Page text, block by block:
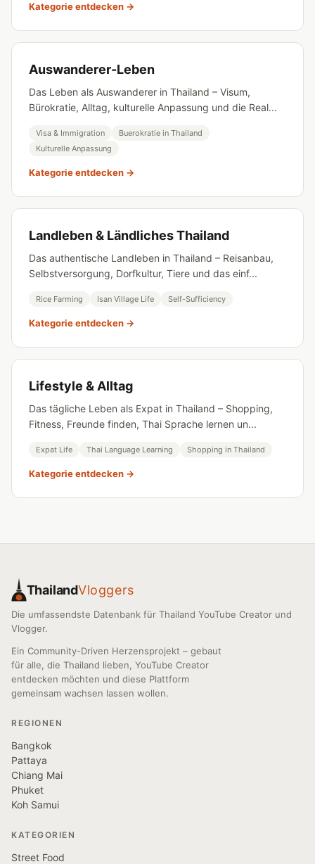
Kategorie entdecken →
Auswanderer-Leben
Das Leben als Auswanderer in Thailand – Visum,
Bürokratie, Alltag, kulturelle Anpassung und die Real...
Visa & Immigration
Buerokratie in Thailand
Kulturelle Anpassung
Kategorie entdecken →
Landleben & Ländliches Thailand
Das authentische Landleben in Thailand – Reisanbau,
Selbstversorgung, Dorfkultur, Tiere und das einf...
Rice Farming Isan Village Life Self-Sufficiency
Kategorie entdecken →
Lifestyle & Alltag
Das tägliche Leben als Expat in Thailand – Shopping,
Fitness, Freunde finden, Thai Sprache lernen un...
Expat Life Thai Language Learning Shopping in Thailand
Kategorie entdecken →
ThailandVloggers
Die umfassendste Datenbank für Thailand YouTube Creator und
Vlogger.
Ein Community-Driven Herzensprojekt – gebaut
für alle, die Thailand lieben, YouTube Creator
entdecken möchten und diese Plattform
gemeinsam wachsen lassen wollen.
REGIONEN
Bangkok
Pattaya
Chiang Mai
Phuket
Koh Samui
KATEGORIEN
Street Food